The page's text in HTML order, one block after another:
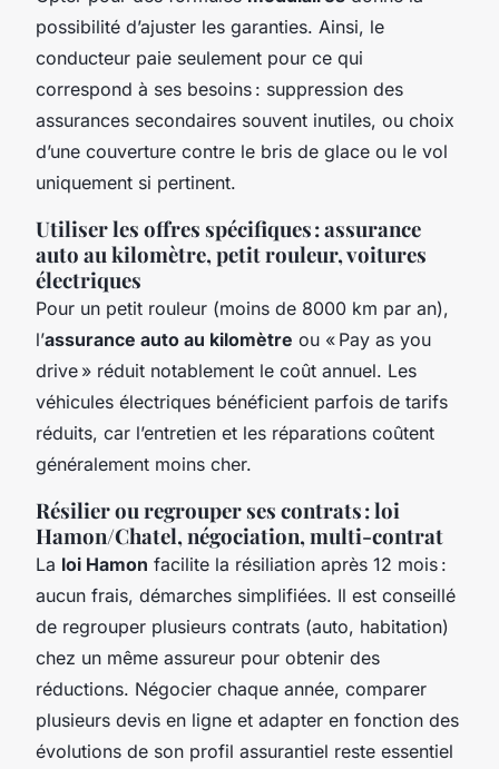
possibilité d’ajuster les garanties. Ainsi, le
conducteur paie seulement pour ce qui
correspond à ses besoins : suppression des
assurances secondaires souvent inutiles, ou choix
d’une couverture contre le bris de glace ou le vol
uniquement si pertinent.
Utiliser les offres spécifiques : assurance
auto au kilomètre, petit rouleur, voitures
électriques
Pour un petit rouleur (moins de 8000 km par an),
l’assurance auto au kilomètre ou « Pay as you
drive » réduit notablement le coût annuel. Les
véhicules électriques bénéficient parfois de tarifs
réduits, car l’entretien et les réparations coûtent
généralement moins cher.
Résilier ou regrouper ses contrats : loi
Hamon/Chatel, négociation, multi-contrat
La loi Hamon facilite la résiliation après 12 mois :
aucun frais, démarches simplifiées. Il est conseillé
de regrouper plusieurs contrats (auto, habitation)
chez un même assureur pour obtenir des
réductions. Négocier chaque année, comparer
plusieurs devis en ligne et adapter en fonction des
évolutions de son profil assurantiel reste essentiel